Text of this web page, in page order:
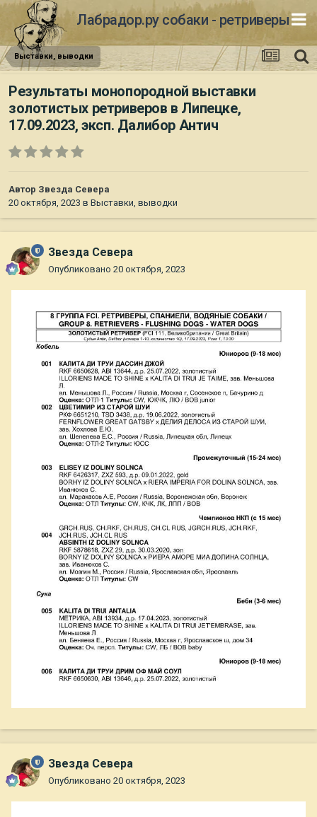
Лабрадор.ру собаки - ретриверы
Выставки, выводки
Результаты монопородной выставки
золотистых ретриверов в Липецке,
17.09.2023, эксп. Далибор Антич
Автор Звезда Севера
20 октября, 2023 в Выставки, выводки
Звезда Севера
Опубликовано 20 октября, 2023
Звезда Севера
Опубликовано 20 октября, 2023